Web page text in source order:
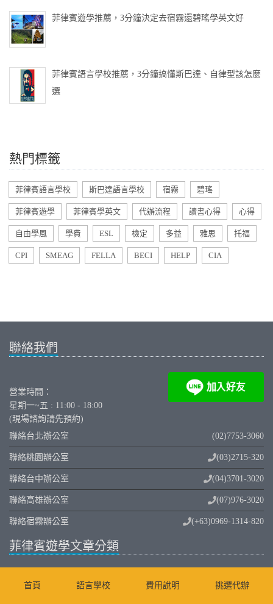
菲律賓遊學推薦，3分鐘決定去宿霧還碧瑤學英文好
菲律賓語言學校推薦，3分鐘搞懂斯巴達、自律型該怎麼
選
熱門標籤
菲律賓語言學校 斯巴達語言學校 宿霧 碧瑤
菲律賓遊學 菲律賓學英文 代辦流程 讀書心得 心得
自由學風 學費 ESL 檢定 多益 雅思 托福
CPI SMEAG FELLA BECI HELP CIA
聯絡我們
營業時間：
星期一~五 : 11:00 - 18:00
(現場諮詢請先預約)
聯絡台北辦公室
(02)7753-3060
聯絡桃園辦公室 (03)2715-320
聯絡台中辦公室 (04)3701-3020
聯絡高雄辦公室 (07)976-3020
聯絡宿霧辦公室 (+63)0969-1314-820
菲律賓遊學文章分類
精選菲律賓語言學校
首頁 語言學校 費用說明 挑選代辦